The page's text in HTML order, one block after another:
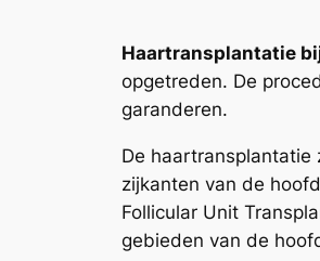
Haartransplantatie
opgetreden. De
garanderen.
De
zijkanten van de
Follicular Unit
gebieden van de